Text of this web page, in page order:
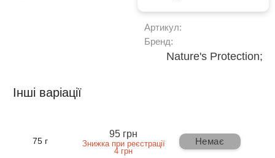
Артикул:
Бренд:
Nature's Protection;
Інші варіації
75 г
95 грн
Знижка при реєстрації
4 грн
Немає